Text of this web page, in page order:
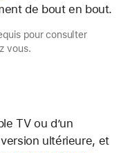
de bout en bout.
pour consulter
vous.
TV ou d’un
ultérieure, et